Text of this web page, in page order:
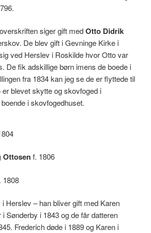
siger gift medOtto Didrik
De blev gift i Gevninge Kirke i
ved Herslev i Roskilde hvor Otto var
De fik adskillige børn imens de boede i
fra 1834 kan jeg se de er flyttede til
blevet skytte og skovfoged i
i skovfogedhuset.
Ottosenf. 1806
1808
i Herslev – han bliver gift med Karen
Sønderby i 1843 og de får datteren
Frederich døde i 1889 og Karen i